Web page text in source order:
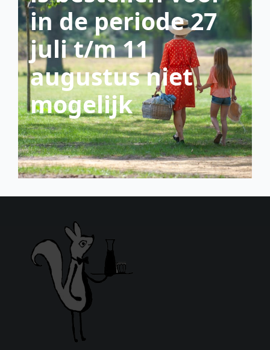
scroll down
in de periode 27
juli t/m 11
augustus niet
mogelijk